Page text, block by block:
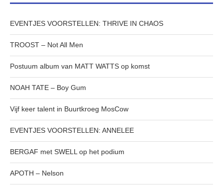
EVENTJES VOORSTELLEN: THRIVE IN CHAOS
TROOST – Not All Men
Postuum album van MATT WATTS op komst
NOAH TATE – Boy Gum
Vijf keer talent in Buurtkroeg MosCow
EVENTJES VOORSTELLEN: ANNELEE
BERGAF met SWELL op het podium
APOTH – Nelson